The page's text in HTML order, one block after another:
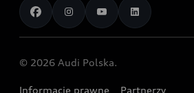
Porównaj modele Audi
Umów się na jazdę testową
Skonfiguruj swój model z Ekspertem
Dostępne samochody nowe
Wyszukaj najbliższego Partnera Audi
Porównaj nasze modele plug-in
Aplikacja myAudi i usługi cyfrowe
Centrum napraw powypadkowych
Gwarancja
Audi Revolut F1® Team
© 2026 Audi Polska.
Informacje prawne
Partnerzy